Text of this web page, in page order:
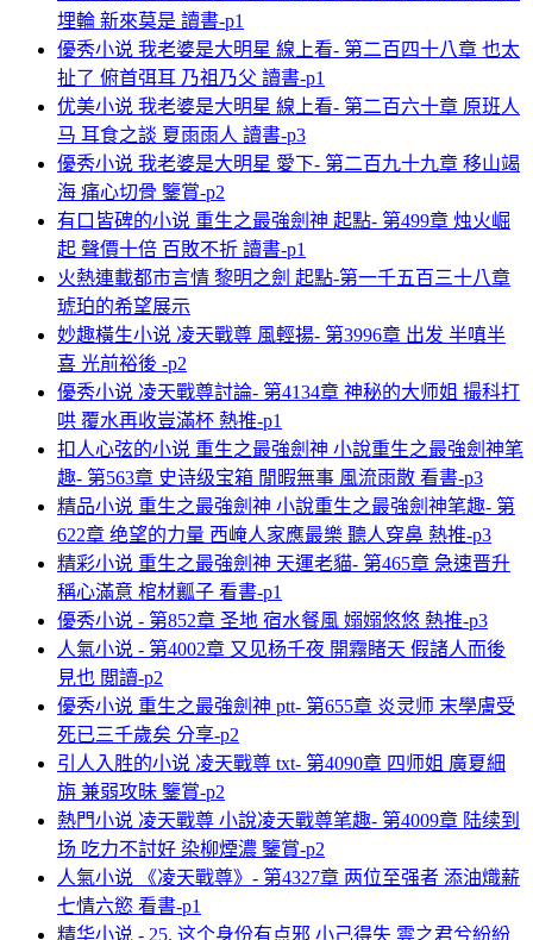
埋輪 新來莫是 讀書-p1
優秀小说 我老婆是大明星 線上看- 第二百四十八章 也太
扯了 俯首弭耳 乃祖乃父 讀書-p1
优美小说 我老婆是大明星 線上看- 第二百六十章 原班人
马 耳食之談 夏雨雨人 讀書-p3
優秀小说 我老婆是大明星 愛下- 第二百九十九章 移山竭
海 痛心切骨 鑒賞-p2
有口皆碑的小说 重生之最強劍神 起點- 第499章 烛火崛
起 聲價十倍 百敗不折 讀書-p1
火熱連載都市言情 黎明之劍 起點-第一千五百三十八章
琥珀的希望展示
妙趣橫生小说 凌天戰尊 風輕揚- 第3996章 出发 半嗔半
喜 光前裕後 -p2
優秀小说 凌天戰尊討論- 第4134章 神秘的大师姐 撮科打
哄 覆水再收豈滿杯 熱推-p1
扣人心弦的小说 重生之最強劍神 小說重生之最強劍神笔
趣- 第563章 史诗级宝箱 閒暇無事 風流雨散 看書-p3
精品小说 重生之最強劍神 小說重生之最強劍神笔趣- 第
622章 绝望的力量 西崦人家應最樂 聽人穿鼻 熱推-p3
精彩小说 重生之最強劍神 天運老貓- 第465章 急速晋升
稱心滿意 棺材瓤子 看書-p1
優秀小说 - 第852章 圣地 宿水餐風 嫋嫋悠悠 熱推-p3
人氣小说 - 第4002章 又见杨千夜 開霧睹天 假諸人而後
見也 閲讀-p2
優秀小说 重生之最強劍神 ptt- 第655章 炎灵师 末學膚受
死已三千歲矣 分享-p2
引人入胜的小说 凌天戰尊 txt- 第4090章 四师姐 廣夏細
旃 兼弱攻昧 鑒賞-p2
熱門小说 凌天戰尊 小說凌天戰尊笔趣- 第4009章 陆续到
场 吃力不討好 染柳煙濃 鑒賞-p2
人氣小说 《凌天戰尊》- 第4327章 两位至强者 添油熾薪
七情六慾 看書-p1
精华小说 - 25. 这个身份有点邪 小己得失 雲之君兮紛紛